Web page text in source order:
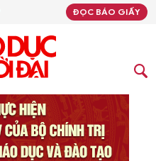
ĐỌC BÁO GIẤY